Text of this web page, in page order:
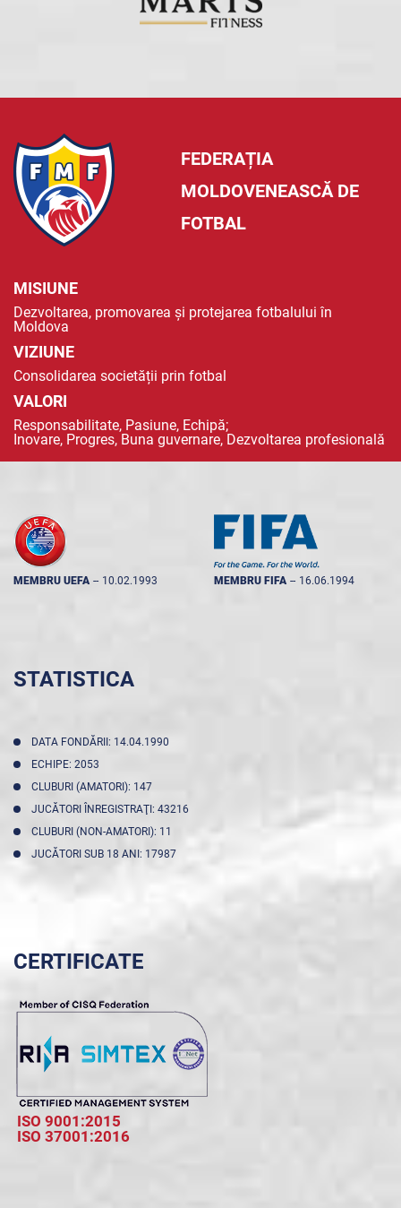
FEDERAȚIA
MOLDOVENEASCĂ DE
FOTBAL
MISIUNE
Dezvoltarea, promovarea și protejarea fotbalului în
Moldova
VIZIUNE
Consolidarea societății prin fotbal
VALORI
Responsabilitate, Pasiune, Echipă;
Inovare, Progres, Buna guvernare, Dezvoltarea profesională
MEMBRU UEFA -- 10.02.1993 MEMBRU FIFA -- 16.06.1994
STATISTICA
DATA FONDĂRII: 14.04.1990
ECHIPE: 2053
CLUBURI (AMATORI): 147
JUCĂTORI ÎNREGISTRAŢI: 43216
CLUBURI (NON-AMATORI): 11
JUCĂTORI SUB 18 ANI: 17987
CERTIFICATE
ISO 9001:2015
ISO 37001:2016